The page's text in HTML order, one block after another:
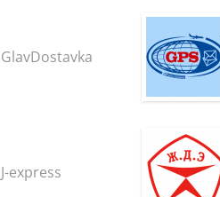
GlavDostavka
J-express